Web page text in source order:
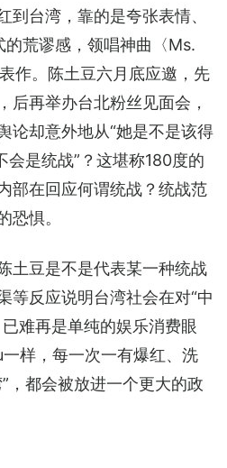
到台湾，靠的是夸张表情、
的荒谬感，领唱神曲〈Ms.
作。陈土豆六月底应邀，先
后再举办台北粉丝见面会，
论却意外地从“她是不是该得
会是统战”？这堪称180度的
部在回应何谓统战？统战范
恐惧。
土豆是不是代表某一种统战
等反应说明台湾社会在对“中
难再是单纯的娱乐消费眼
样，每一次一有爆红、洗
，都会被放进一个更大的政